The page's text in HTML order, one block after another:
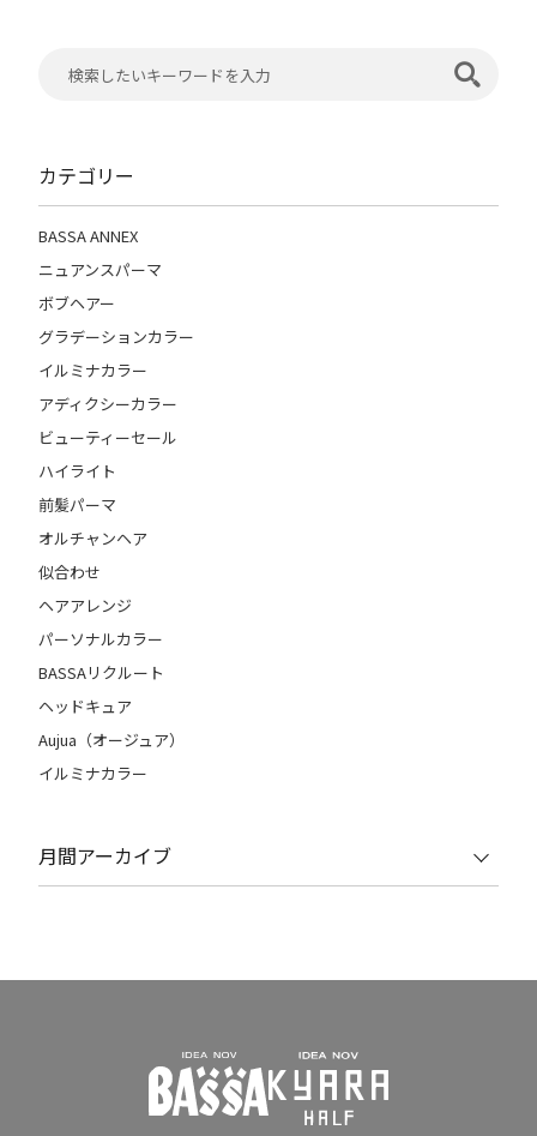
カテゴリー
BASSA ANNEX
ニュアンスパーマ
ボブヘアー
グラデーションカラー
イルミナカラー
アディクシーカラー
ビューティーセール
ハイライト
前髪パーマ
オルチャンヘア
似合わせ
ヘアアレンジ
パーソナルカラー
BASSAリクルート
ヘッドキュア
Aujua（オージュア）
イルミナカラー
月間アーカイブ